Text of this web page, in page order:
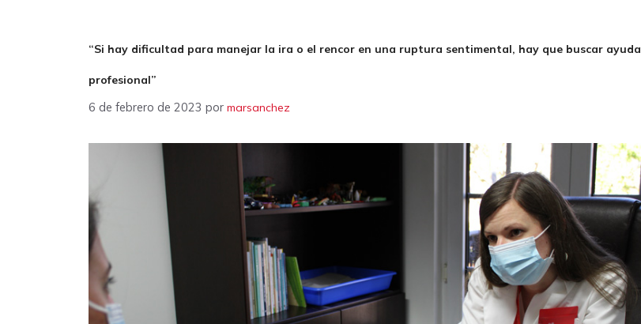
“Si hay dificultad para manejar la ira o el rencor en una ruptura sentimental, hay que buscar ayuda
profesional”
6 de febrero de 2023 por marsanchez